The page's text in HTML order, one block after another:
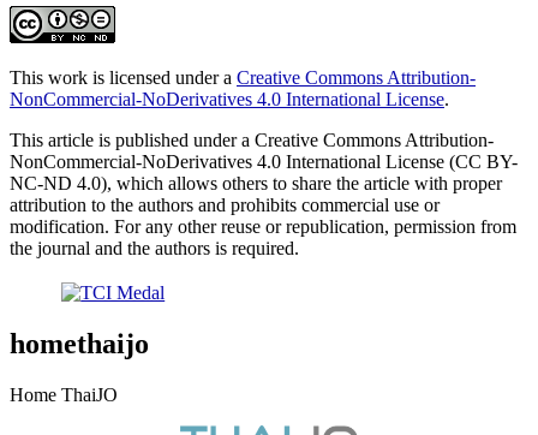
This work is licensed under a Creative Commons Attribution-
NonCommercial-NoDerivatives 4.0 International License.
This article is published under a Creative Commons Attribution-
NonCommercial-NoDerivatives 4.0 International License (CC BY-
NC-ND 4.0), which allows others to share the article with proper
attribution to the authors and prohibits commercial use or
modification. For any other reuse or republication, permission from
the journal and the authors is required.
homethaijo
Home ThaiJO